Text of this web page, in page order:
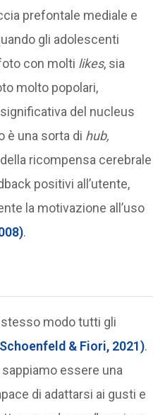
prefontale mediale e
gli adolescenti
con molti likes, sia
molto popolari,
del nucleus
è una sorta di hub,
ricompensa cerebrale
positivi all’utente,
la motivazione all’uso
.
modo tutti gli
& Fiori, 2021).
essere una
di adattarsi ai gusti e